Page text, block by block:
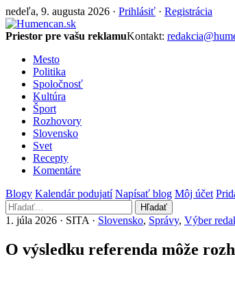
nedeľa, 9. augusta 2026 · Prihlásiť · Registrácia
Priestor pre vašu reklamuKontakt:
Mesto
Politika
Spoločnosť
Kultúra
Šport
Rozhovory
Slovensko
Svet
Recepty
Komentáre
Blogy Kalendár podujatí Napísať blog Môj účet
Hľadať
1. júla 2026 · SITA · Slovensko, Správy, Výber
O výsledku referenda môže